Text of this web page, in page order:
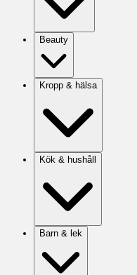
Beauty
Kropp & hälsa
Kök & hushåll
Barn & lek